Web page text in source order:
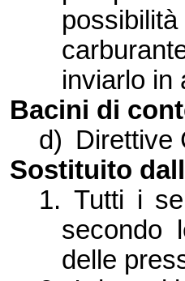
inviarlo in
Bacini di
d) Direttive
Sostituito
1. Tutti i
secondo
del le